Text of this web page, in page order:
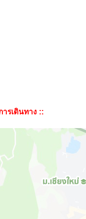
รเดินทาง ::